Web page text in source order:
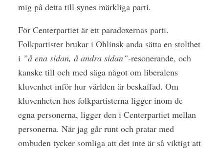
mig på detta till synes märkliga parti.
För Centerpartiet är ett paradoxernas parti.
Folkpartister brukar i Ohlinsk anda sätta en stolthet
i ”å ena sidan, å andra sidan”-resonerande, och
kanske till och med säga något om liberalens
kluvenhet inför hur världen är beskaffad. Om
kluvenheten hos folkpartisterna ligger inom de
egna personerna, ligger den i Centerpartiet mellan
personerna. När jag går runt och pratar med
ombuden tycker somliga att det inte är så viktigt att